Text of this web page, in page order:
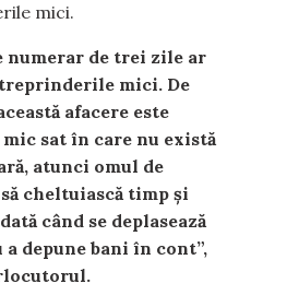
le mici.
numerar de trei zile ar
mici. De
afacere este
sat în care nu există
atunci omul de
cheltuiască timp și
când se deplasează
depune bani în cont”,
.